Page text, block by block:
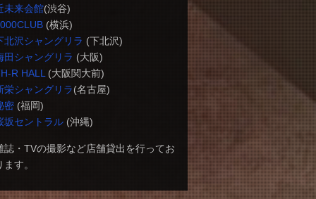
未来会館(渋谷)
(横浜)
北沢シャングリラ (下北沢)
田シャングリラ (大阪)
R HALL (大阪関大前)
栄シャングリラ(名古屋)
密(福岡)
坂セントラル(沖縄)
誌・TVの撮影など店舗貸出を行ってお
ます。